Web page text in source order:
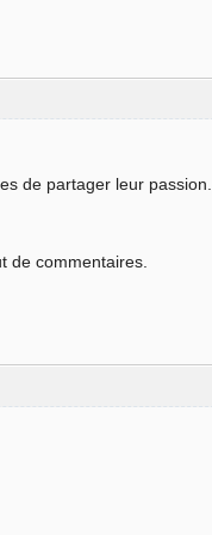
de partager leur passion.
de commentaires.